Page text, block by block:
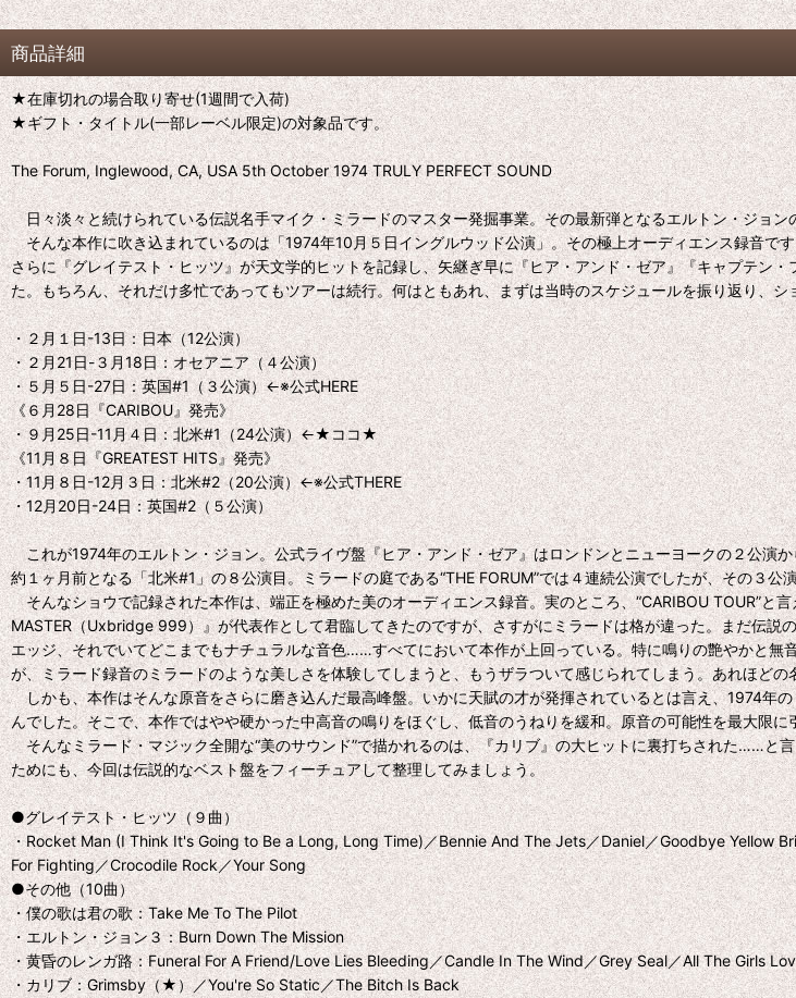
商品詳細
★在庫切れの場合取り寄せ(1週間で入荷)
★ギフト・タイトル(一部レーベル限定)の対象品です。
The Forum, Inglewood, CA, USA 5th October 1974 TRULY PERFECT SOUND
日々淡々と続けられている伝説名手マイク・ミラードのマスター発掘事業。その最新弾となるエルトン・ジョン
そんな本作に吹き込まれているのは「1974年10月５日イングルウッド公演」。その極上オーディエンス録音で
さらに『グレイテスト・ヒッツ』が天文学的ヒットを記録し、矢継ぎ早に『ヒア・アンド・ゼア』『キャプテン
た。もちろん、それだけ多忙であってもツアーは続行。何はともあれ、まずは当時のスケジュールを振り返り、
・２月１日-13日：日本（12公演）
・２月21日-３月18日：オセアニア（４公演）
・５月５日-27日：英国#1（３公演）←※公式HERE
《６月28日『CARIBOU』発売》
・９月25日-11月４日：北米#1（24公演）←★ココ★
《11月８日『GREATEST HITS』発売》
・11月８日-12月３日：北米#2（20公演）←※公式THERE
・12月20日-24日：英国#2（５公演）
これが1974年のエルトン・ジョン。公式ライヴ盤『ヒア・アンド・ゼア』はロンドンとニューヨークの２公演
約１ヶ月前となる「北米#1」の８公演目。ミラードの庭である“THE FORUM”では４連続公演でしたが、その３公
そんなショウで記録された本作は、端正を極めた美のオーディエンス録音。実のところ、“CARIBOU TOUR”と
MASTER（Uxbridge 999）』が代表作として君臨してきたのですが、さすがにミラードは格が違った。まだ伝
エッジ、それでいてどこまでもナチュラルな音色……すべてにおいて本作が上回っている。特に鳴りの艶やかと
が、ミラード録音のミラードのような美しさを体験してしまうと、もうザラついて感じられてしまう。あれほど
しかも、本作はそんな原音をさらに磨き込んだ最高峰盤。いかに天賦の才が発揮されているとは言え、1974年
んでした。そこで、本作ではやや硬かった中高音の鳴りをほぐし、低音のうねりを緩和。原音の可能性を最大限
そんなミラード・マジック全開な“美のサウンド”で描かれるのは、『カリブ』の大ヒットに裏打ちされた……と
ためにも、今回は伝説的なベスト盤をフィーチュアして整理してみましょう。
●グレイテスト・ヒッツ（９曲）
・Rocket Man (I Think It's Going to Be a Long, Long Time)／Bennie And The Jets／Daniel／Goodbye
For Fighting／Crocodile Rock／Your Song
●その他（10曲）
・僕の歌は君の歌：Take Me To The Pilot
・エルトン・ジョン３：Burn Down The Mission
・黄昏のレンガ路：Funeral For A Friend/Love Lies Bleeding／Candle In The Wind／Grey Seal／All The Girls
・カリブ：Grimsby（★）／You're So Static／The Bitch Is Back